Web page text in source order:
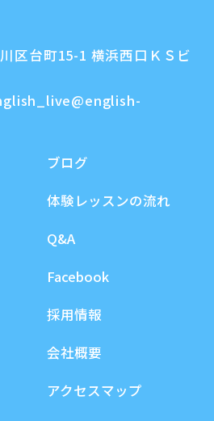
区台町15-1 横浜西口ＫＳビ
ブログ
体験レッスンの流れ
Q&A
Facebook
採用情報
会社概要
アクセスマップ